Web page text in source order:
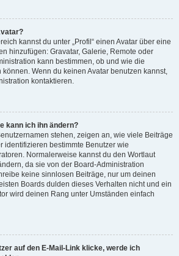
kannst du unter „Profil“ einen Avatar über eine
hinzufügen: Gravatar, Galerie, Remote oder
kann bestimmen, ob und wie die
können. Wenn du keinen Avatar benutzen kannst,
kontaktieren.
kann ich ihn ändern?
stehen, zeigen an, wie viele Beiträge
identifizieren bestimmte Benutzer wie
Normalerweise kannst du den Wortlaut
da sie von der Board-Administration
keine sinnlosen Beiträge, nur um deinen
Boards dulden dieses Verhalten nicht und ein
wird deinen Rang unter Umständen einfach
auf den E-Mail-Link klicke, werde ich